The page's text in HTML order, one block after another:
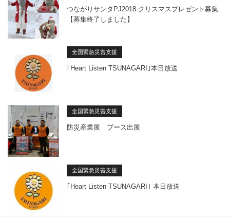
つながりサンタPJ2018 クリスマスプレゼント募集
【募集終了しました】
全国緊急災害支援
｢Heart Listen TSUNAGARI｣本日放送
全国緊急災害支援
防災産業展 ブース出展
全国緊急災害支援
｢Heart Listen TSUNAGARI｣ 本日放送